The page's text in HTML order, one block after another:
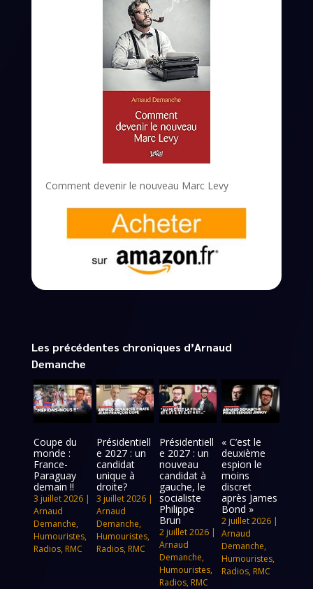
Comment devenir le nouveau Marc Levy
Les précédentes chroniques d’Arnaud
Demanche
Coupe du
monde :
France-
Paraguay
demain !!
3 juillet 2026 |
Arnaud
Demanche,
Humouristes,
Radios, RMC
Présidentiell
e 2027 : un
candidat
unique à
droite?
3 juillet 2026|
Arnaud
Demanche,
Humouristes,
Radios, RMC
Présidentiell
e 2027 : un
nouveau
candidat à
gauche, le
socialiste
Philippe
Brun
2 juillet 2026|
Arnaud
Demanche,
Humouristes,
Radios, RMC
« C’est le
deuxième
espion le
moins
discret
après James
Bond »
2 juillet 2026 |
Arnaud
Demanche,
Humouristes,
Radios, RMC